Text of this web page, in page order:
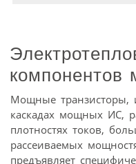
Мощные транзисторы,
каскадах мощных ИС,
плотностях токов,
рассеиваемых
предъявляет